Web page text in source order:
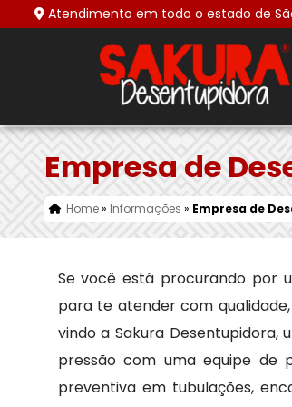
Atendimento em todo o estado de
Empresa de
Home» Informações » Empresa de
Se você está procurando por
para te atender com
vindo a Sakura
pressão com uma equipe de
preventiva em tubulações,